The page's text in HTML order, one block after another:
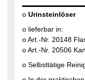
o Urinsteinlöser
o lieferbar in:
o Art.-Nr. 20148
o Art.-Nr. 20506
o Selbsttätige